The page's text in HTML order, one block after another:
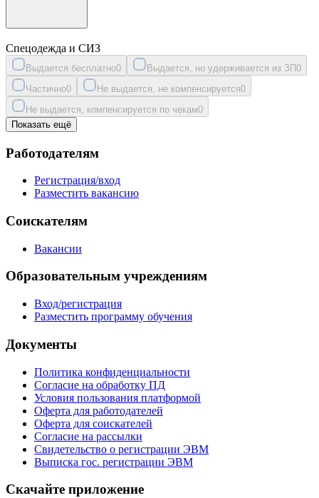
Спецодежда и СИЗ
Выдается бесплатно0 Выдается, но удерживается из ЗП0
Частично0 Не выдается, не компенсируется0
Не выдается, компенсируется по чекам0
Показать ещё
Работодателям
Регистрация/вход
Разместить вакансию
Соискателям
Вакансии
Образовательным учреждениям
Вход/регистрация
Разместить программу обучения
Документы
Политика конфиденциальности
Согласие на обработку ПД
Условия пользования платформой
Оферта для работодателей
Оферта для соискателей
Согласие на рассылки
Свидетельство о регистрации ЭВМ
Выписка гос. регистрации ЭВМ
Скачайте приложение